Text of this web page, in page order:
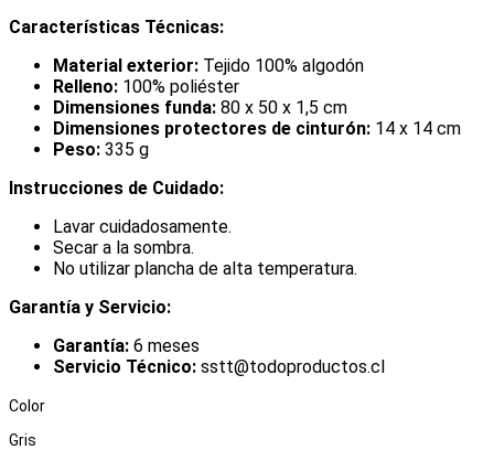
Características Técnicas:
Material exterior: Tejido 100% algodón
Relleno: 100% poliéster
Dimensiones funda: 80 x 50 x 1,5 cm
Dimensiones protectores de cinturón: 14 x 14 cm
Peso: 335 g
Instrucciones de Cuidado:
Lavar cuidadosamente.
Secar a la sombra.
No utilizar plancha de alta temperatura.
Garantía y Servicio:
Garantía: 6 meses
Servicio Técnico: sstt@todoproductos.cl
Color
Gris